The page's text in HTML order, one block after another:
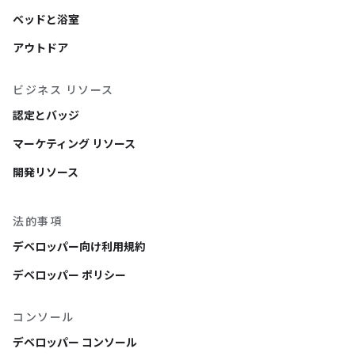
ベッドと浴室
アウトドア
ビジネス リソース
認定とバッジ
マーケティング リソース
開発リソース
法的事項
デベロッパー向け利用規約
デベロッパー ポリシー
コンソール
デベロッパー コンソール